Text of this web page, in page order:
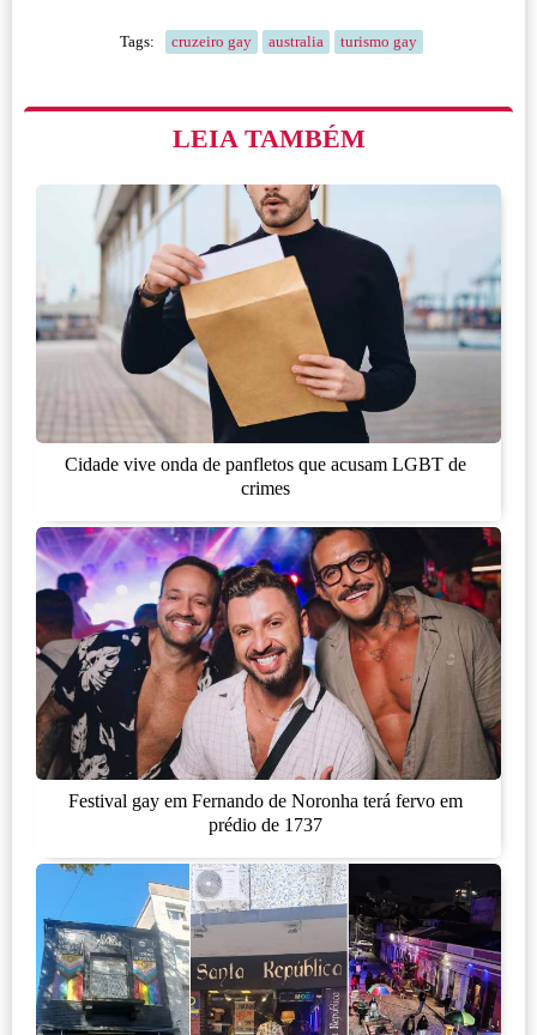
Tags: cruzeiro gay australia turismo gay
LEIA TAMBÉM
Cidade vive onda de panfletos que acusam LGBT de
crimes
Festival gay em Fernando de Noronha terá fervo em
prédio de 1737